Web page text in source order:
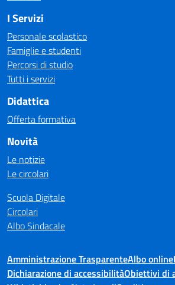
I Servizi
Personale scolastico
Famiglie e studenti
Percorsi di studio
Tutti i servizi
Didattica
Offerta formativa
Novità
Le notizie
Le circolari
Scuola Digitale
Circolari
Albo Sindacale
Amministrazione TrasparenteAlbo online
Dichiarazione di accessibilitàObiettivi di